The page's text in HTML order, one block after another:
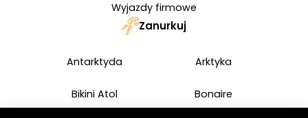
Wyjazdy firmowe
Zanurkuj
Antarktyda Arktyka
Bikini Atol Bonaire